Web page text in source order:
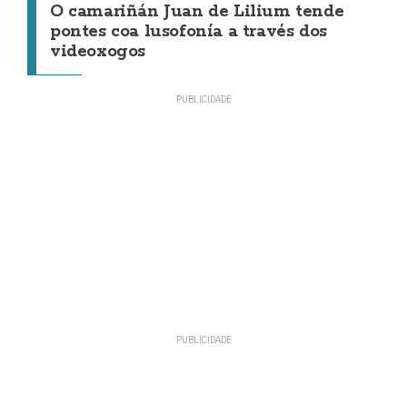
O camariñán Juan de Lilium tende
pontes coa lusofonía a través dos
videoxogos